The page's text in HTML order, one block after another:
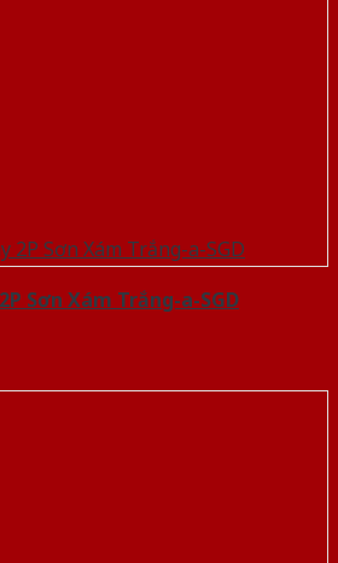
Sơn Xám Trắng-a-SGD